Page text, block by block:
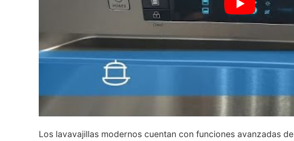
Los lavavajillas modernos cuentan con funciones avanzadas de